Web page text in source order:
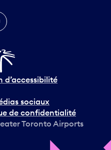
d’accessibilité
sociaux
de confidentialité
Toronto Airports